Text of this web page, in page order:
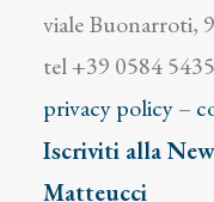
viale Buonarroti,
tel +39 0584
privacy policy–
Iscriviti alla
Matteucci